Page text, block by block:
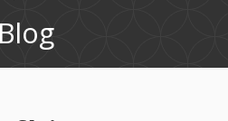
Blog